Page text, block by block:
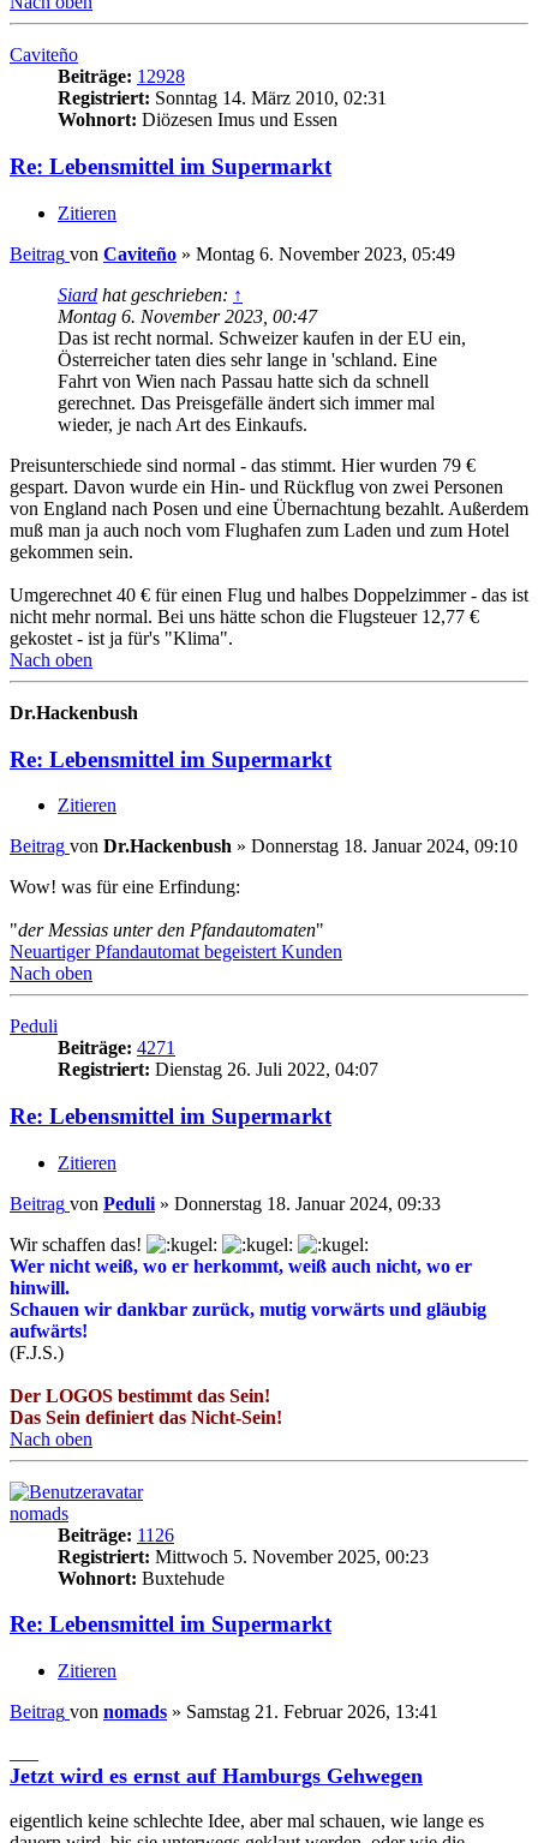
Caviteño
Beiträge: 12928
Registriert: Sonntag 14. März 2010, 02:31
Wohnort: Diözesen Imus und Essen
Re: Lebensmittel im Supermarkt
Zitieren
Beitrag von Caviteño » Montag 6. November 2023, 05:49
Siard hat geschrieben: ↑
Montag 6. November 2023, 00:47
Das ist recht normal. Schweizer kaufen in der EU ein,
Österreicher taten dies sehr lange in 'schland. Eine
Fahrt von Wien nach Passau hatte sich da schnell
gerechnet. Das Preisgefälle ändert sich immer mal
wieder, je nach Art des Einkaufs.
Preisunterschiede sind normal - das stimmt. Hier wurden 79 €
gespart. Davon wurde ein Hin- und Rückflug von zwei Personen
von England nach Posen und eine Übernachtung bezahlt. Außerdem
muß man ja auch noch vom Flughafen zum Laden und zum Hotel
gekommen sein.
Umgerechnet 40 € für einen Flug und halbes Doppelzimmer - das ist
nicht mehr normal. Bei uns hätte schon die Flugsteuer 12,77 €
gekostet - ist ja für's "Klima".
Nach oben
Dr.Hackenbush
Re: Lebensmittel im Supermarkt
Zitieren
Beitrag von Dr.Hackenbush » Donnerstag 18. Januar 2024, 09:10
Wow! was für eine Erfindung:
"der Messias unter den Pfandautomaten"
Neuartiger Pfandautomat begeistert Kunden
Nach oben
Peduli
Beiträge: 4271
Registriert: Dienstag 26. Juli 2022, 04:07
Re: Lebensmittel im Supermarkt
Zitieren
Beitrag von Peduli » Donnerstag 18. Januar 2024, 09:33
Wir schaffen das!
Wer nicht weiß, wo er herkommt, weiß auch nicht, wo er
hinwill.
Schauen wir dankbar zurück, mutig vorwärts und gläubig
aufwärts!
(F.J.S.)
Der LOGOS bestimmt das Sein!
Das Sein definiert das Nicht-Sein!
Nach oben
nomads
Beiträge: 1126
Registriert: Mittwoch 5. November 2025, 00:23
Wohnort: Buxtehude
Re: Lebensmittel im Supermarkt
Zitieren
Beitrag von nomads » Samstag 21. Februar 2026, 13:41
Jetzt wird es ernst auf Hamburgs Gehwegen
eigentlich keine schlechte Idee, aber mal schauen, wie lange es